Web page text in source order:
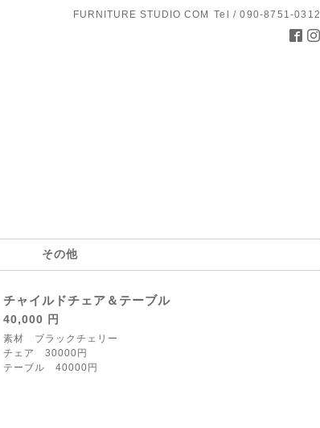
FURNITURE STUDIO COM Tel / 090-8751-0312
その他
チャイルドチェア＆テーブル
40,000 円
素材 ブラックチェリー
チェア 30000円
テーブル 40000円